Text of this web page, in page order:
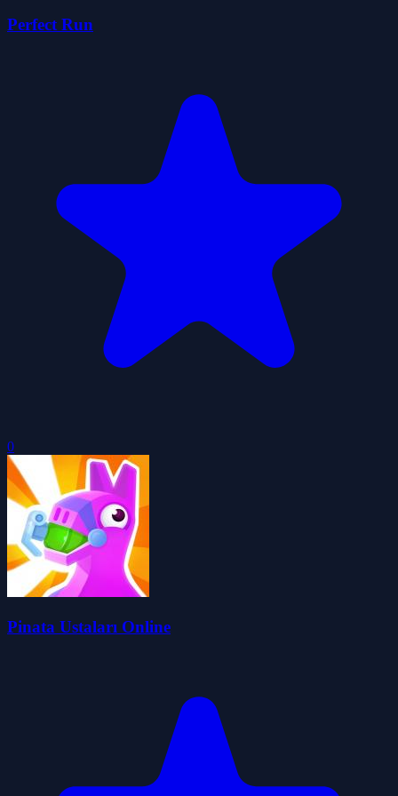
Perfect Run
0
Pinata Ustaları Online